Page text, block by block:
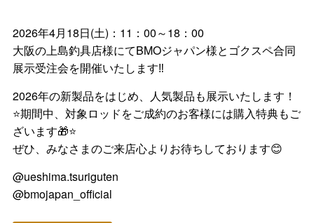
2026年4月18日(土)：11：00～18：00
大阪の上島釣具店様にてBMOジャパン様とゴクスペ合同
展示受注会を開催いたします‼️
2026年の新製品をはじめ、人気製品も展示いたします！
⭐期間中、対象ロッドをご成約のお客様には購入特典もご
ざいます🎁⭐
ぜひ、みなさまのご来店心よりお待ちしております😊
@ueshima.tsuriguten
@bmojapan_official